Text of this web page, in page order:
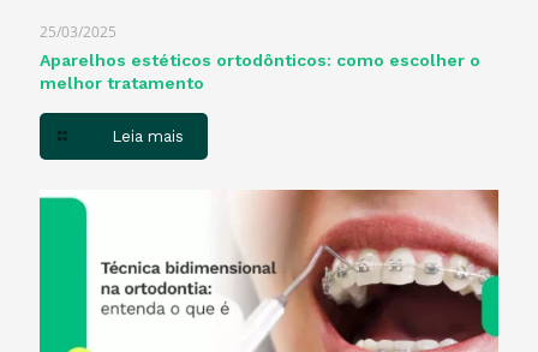
25/03/2025
Aparelhos estéticos ortodônticos: como escolher o
melhor tratamento
Leia mais